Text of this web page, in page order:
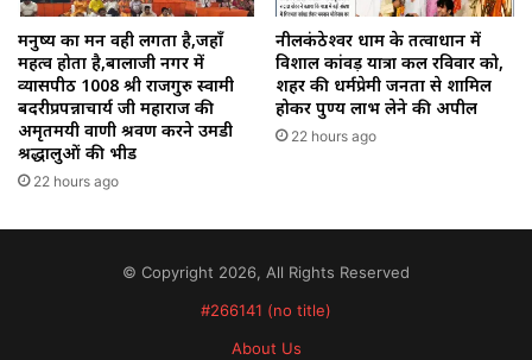
मनुष्य का मन वही लगता है,जहाँ
महत्व होता है,बालाजी नगर में
व्यासपीठ 1008 श्री राजगुरु स्वामी
बदरीप्रपन्नाचार्य जी महाराज की
अमृतमयी वाणी श्रवण करने उमडी
श्रद्धालुओं की भीड
22 hours ago
नीलकंठेश्वर धाम के तत्वाधान में
विशाल कांवड़ यात्रा कल रविवार को,
शहर की धर्मप्रेमी जनता से शामिल
होकर पुण्य लाभ लेने की अपील
22 hours ago
© Copyright 2026, All Rights Reserved
#266141 (no title)
About Us